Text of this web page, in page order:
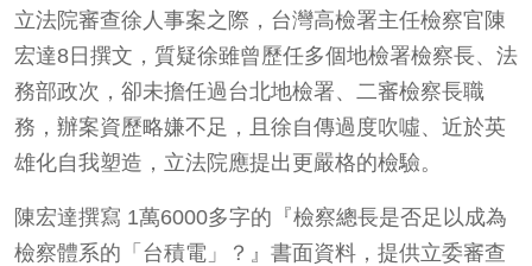
立法院審查徐人事案之際，台灣高檢署主任檢察官陳
宏達8日撰文，質疑徐雖曾歷任多個地檢署檢察長、法
務部政次，卻未擔任過台北地檢署、二審檢察長職
務，辦案資歷略嫌不足，且徐自傳過度吹噓、近於英
雄化自我塑造，立法院應提出更嚴格的檢驗。
陳宏達撰寫 1萬6000多字的『檢察總長是否足以成為
檢察體系的「台積電」？』書面資料，提供立委審查